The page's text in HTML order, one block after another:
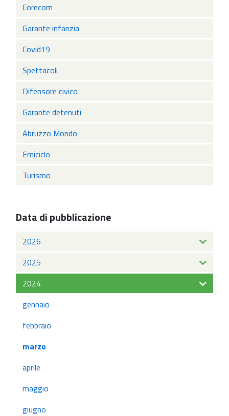
Corecom
Garante infanzia
Covid19
Spettacoli
Difensore civico
Garante detenuti
Abruzzo Mondo
Emiciclo
Turismo
Data di pubblicazione
2026
2025
2024
gennaio
febbraio
marzo
aprile
maggio
giugno